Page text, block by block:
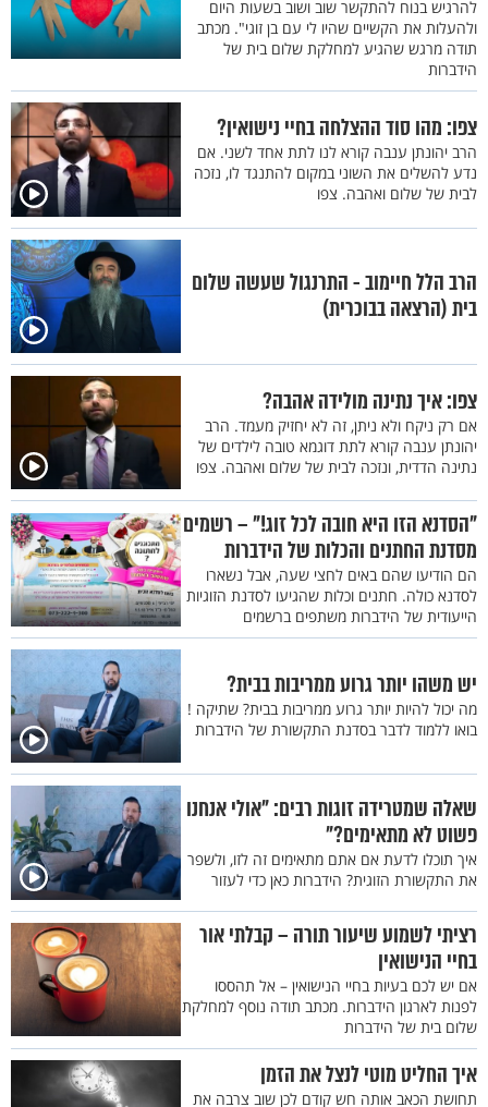
להרגיש בנוח להתקשר שוב ושוב בשעות היום
ולהעלות את הקשיים שהיו לי עם בן זוגי". מכתב
תודה מרגש שהגיע למחלקת שלום בית של
הידברות
צפו: מהו סוד ההצלחה בחיי נישואין?
הרב יהונתן ענבה קורא לנו לתת אחד לשני. אם
נדע להשלים את השוני במקום להתנגד לו, נזכה
לבית של שלום ואהבה. צפו
הרב הלל חיימוב - התרנגול שעשה שלום
בית (הרצאה בבוכרית)
צפו: איך נתינה מולידה אהבה?
אם רק ניקח ולא ניתן, זה לא יחזיק מעמד. הרב
יהונתן ענבה קורא לתת דוגמא טובה לילדים של
נתינה הדדית, ונזכה לבית של שלום ואהבה. צפו
"הסדנא הזו היא חובה לכל זוג!" – רשמים
מסדנת החתנים והכלות של הידברות
הם הודיעו שהם באים לחצי שעה, אבל נשארו
לסדנא כולה. חתנים וכלות שהגיעו לסדנת הזוגיות
הייעודית של הידברות משתפים ברשמים
יש משהו יותר גרוע ממריבות בבית?
מה יכול להיות יותר גרוע ממריבות בבית? שתיקה !
בואו ללמוד לדבר בסדנת התקשורת של הידברות
שאלה שמטרידה זוגות רבים: "אולי אנחנו
פשוט לא מתאימים?"
איך תוכלו לדעת אם אתם מתאימים זה לזו, ולשפר
את התקשורת הזוגית? הידברות כאן כדי לעזור
רציתי לשמוע שיעור תורה – קבלתי אור
בחיי הנישואין
אם יש לכם בעיות בחיי הנישואין – אל תהססו
לפנות לארגון הידברות. מכתב תודה נוסף למחלקת
שלום בית של הידברות
איך החליט מוטי לנצל את הזמן
תחושת הכאב אותה חש קודם לכן שוב צרבה את